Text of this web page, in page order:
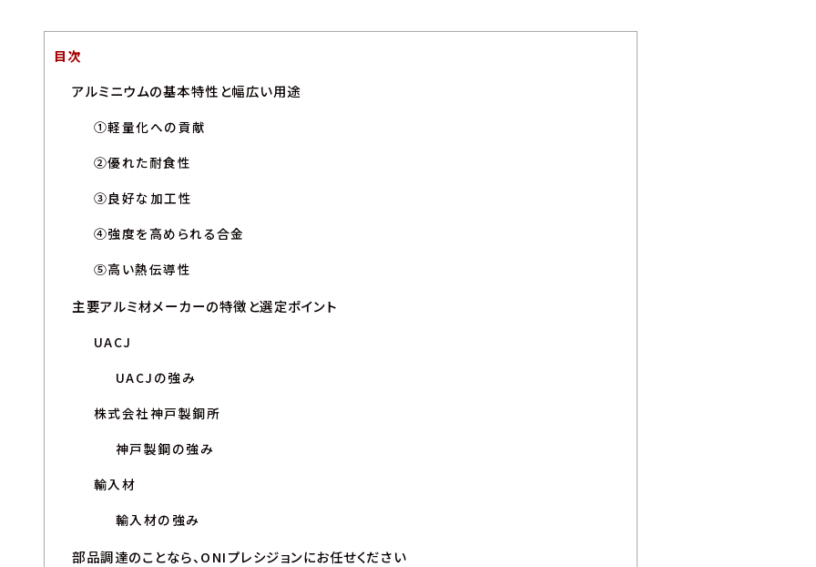
目次
アルミニウムの基本特性と幅広い用途
①軽量化への貢献
②優れた耐食性
③良好な加工性
④強度を高められる合金
⑤高い熱伝導性
主要アルミ材メーカーの特徴と選定ポイント
UACJ
UACJの強み
株式会社神戸製鋼所
神戸製鋼の強み
輸入材
輸入材の強み
部品調達のことなら、ONIプレシジョンにお任せください